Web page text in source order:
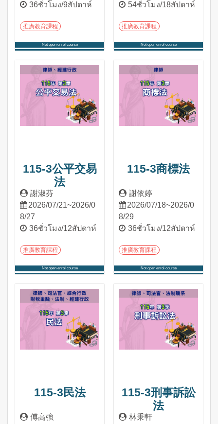
36ชั่วโมง/9สัปดาห์
推廣教育課程
Not open enrol course
54ชั่วโมง/18สัปดาห์
推廣教育課程
Not open enrol course
115-3公平交易
法
謝淑芬
2026/07/21~2026/0
8/27
36ชั่วโมง/12สัปดาห์
推廣教育課程
Not open enrol course
115-3商標法
謝依婷
2026/07/18~2026/0
8/29
36ชั่วโมง/12สัปดาห์
推廣教育課程
Not open enrol course
115-3民法
傅高強
115-3刑事訴訟
法
林秉軒